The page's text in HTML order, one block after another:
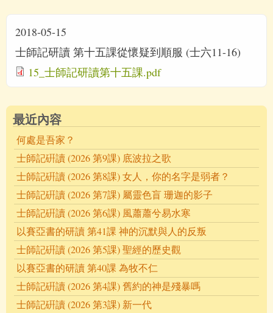
2018-05-15
士師記研讀 第十五課從懷疑到順服 (士六11-16)
15_士師記研讀第十五課.pdf
最近內容
何處是吾家？
士師記硏讀 (2026 第9課) 底波拉之歌
士師記硏讀 (2026 第8課) 女人，你的名字是弱者？
士師記硏讀 (2026 第7課) 屬靈色盲 珊迦的影子
士師記硏讀 (2026 第6課) 風蕭蕭兮易水寒
以賽亞書的研讀 第41課 神的沉默與人的反叛
士師記硏讀 (2026 第5課) 聖經的歷史觀
以賽亞書的研讀 第40課 為牧不仁
士師記硏讀 (2026 第4課) 舊約的神是殘暴嗎
士師記硏讀 (2026 第3課) 新一代